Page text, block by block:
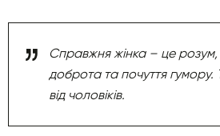
Справжня жінка – це розум,
доброта та почуття гумору.
від чоловіків.